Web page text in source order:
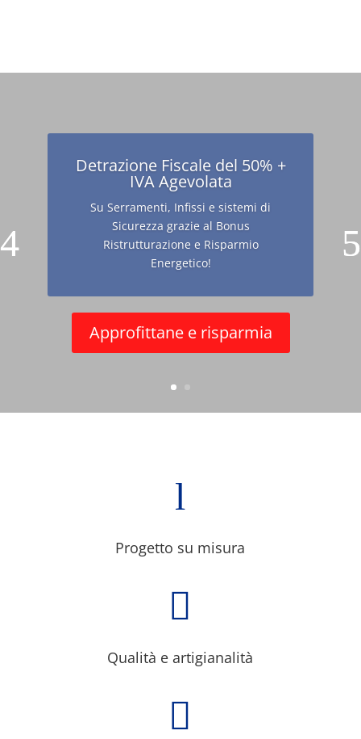
Scopri tutti i nostri prodotti
dalla A alla Z
Sicurezza – Zanzariere
Infissi in PVC Legno Alluminio – Porte
Blindate
Lavorazioni in Ferro per l’edilizia
Vedi l'elenco completo
l
Progetto su misura

Qualità e artigianalità
